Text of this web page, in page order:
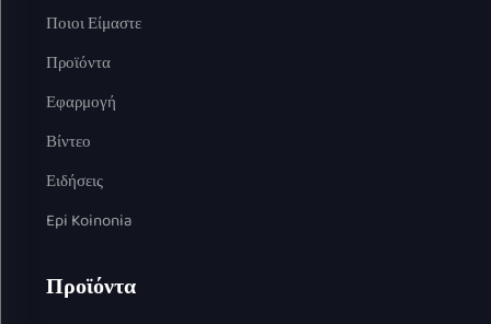
Ποιοι Είμαστε
Προϊόντα
Εφαρμογή
Βίντεο
Ειδήσεις
Epi Koinonia
Προϊόντα